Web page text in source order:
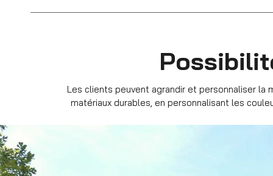
Les clients peuvent agrandir et personnaliser la
matériaux durables, en personnalisant les